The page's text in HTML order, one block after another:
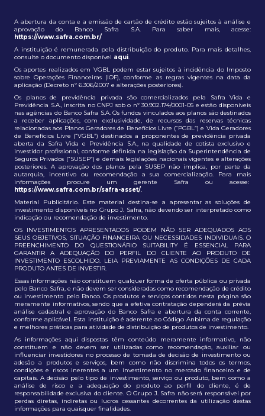
A abertura da conta e a emissão de cartão de crédito estão sujeitos à análise e
aprovação do Banco Safra S.A. Para saber mais, acesse:
https://www.safra.com.br/
A instituição é remunerada pela distribuição do produto. Para mais detalhes,
consulte o documento disponível aqui.
Os aportes realizados em VGBL podem estar sujeitos à incidência do Imposto
sobre Operações Financeiras (IOF), conforme as regras vigentes na data da
aplicação (Decreto nº 6.306/2007 e alterações posteriores).
Os planos de previdência privada são comercializados pela Safra Vida e
Previdência S.A., inscrita no CNPJ sob o nº 30.902.174/0001-05 e estão disponíveis
nas agências do Banco Safra S.A. Os fundos vinculados aos planos são destinados
a receber aplicações, com exclusividade, de recursos das reservas técnicas
relacionadas aos Planos Geradores de Benefícios Livre (“PGBL”) e Vida Geradores
de Benefícios Livre (“VGBL”) destinados a proponentes de previdência privada
aberta da Safra Vida e Previdência S.A., na qualidade de cotista exclusivo e
investidor profissional, conforme definida na legislação da Superintendência de
Seguros Privados (“SUSEP”) e demais legislações nacionais vigentes e alterações
posteriores. A aprovação dos planos pela SUSEP não implica, por parte da
autarquia, incentivo ou recomendação a sua comercialização. Para mais
informações procure um gerente Safra ou acesse:
https://www.safra.com.br/safra-asset/.
Material Publicitário. Este material destina-se a apresentar as soluções de
investimento disponíveis no Grupo J. Safra, não devendo ser interpretado como
indicação ou recomendação de investimento.
OS INVESTIMENTOS APRESENTADOS PODEM NÃO SER ADEQUADOS AOS
SEUS OBJETIVOS, SITUAÇÃO FINANCEIRA OU NECESSIDADES INDIVIDUAIS. O
PREENCHIMENTO DO QUESTIONÁRIO SUITABILITY É ESSENCIAL PARA
GARANTIR A ADEQUAÇÃO DO PERFIL DO CLIENTE AO PRODUTO DE
INVESTIMENTO ESCOLHIDO. LEIA PREVIAMENTE AS CONDIÇÕES DE CADA
PRODUTO ANTES DE INVESTIR.
Essas informações não constituem qualquer forma de oferta pública ou privada
pelo Banco Safra, e não devem ser consideradas como recomendação de crédito
ou investimento pelo Banco. Os produtos e serviços contidos nesta página são
meramente informativos, sendo que a efetiva contratação dependerá da prévia
análise cadastral e aprovação do Banco Safra e abertura da conta corrente,
conforme aplicável. Esta instituição é aderente ao Código Anbima de regulação
e melhores práticas para atividade de distribuição de produtos de investimento.
As informações aqui dispostas têm conteúdo meramente informativo, não
constituem e não devem ser utilizadas como recomendação, auxiliar ou
influenciar investidores no processo de tomada de decisão de investimento ou
adesão a produtos e serviços, bem como não discrimina todos os termos,
condições e riscos inerentes a um investimento no mercado financeiro e de
capitais. A decisão pelo tipo de investimento, serviço ou produto, bem como a
análise de risco e a adequação do produto ao perfil do cliente, é de
responsabilidade exclusiva do cliente. O Grupo J. Safra não será responsável por
perdas diretas, indiretas ou lucros cessantes decorrentes da utilização destas
informações para quaisquer finalidades.